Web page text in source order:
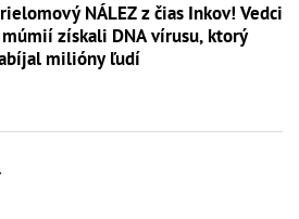
NÁLEZ z čias Inkov! Vedci
získali DNA vírusu, ktorý
milióny ľudí